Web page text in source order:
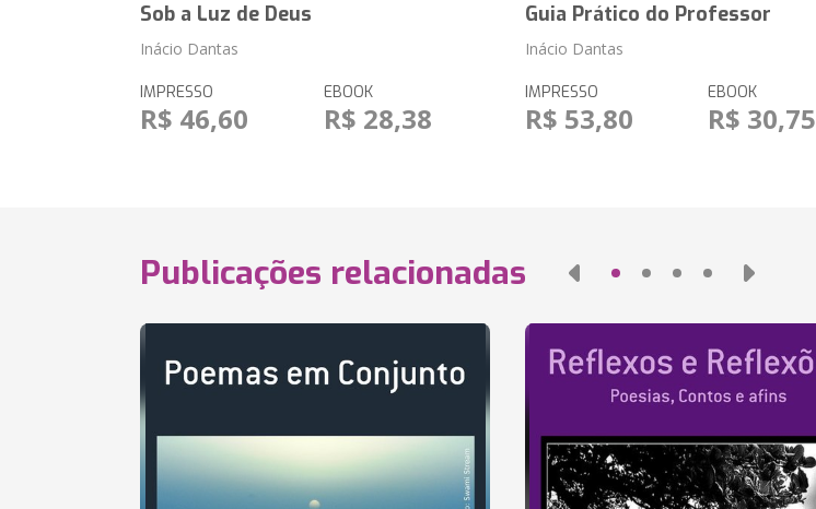
Sob a Luz de Deus
Inácio Dantas
IMPRESSO
R$ 46,60
EBOOK
R$ 28,38
Guia Prático do Professor
Inácio Dantas
IMPRESSO
R$ 53,80
EBOOK
R$ 30,75
Publicações relacionadas